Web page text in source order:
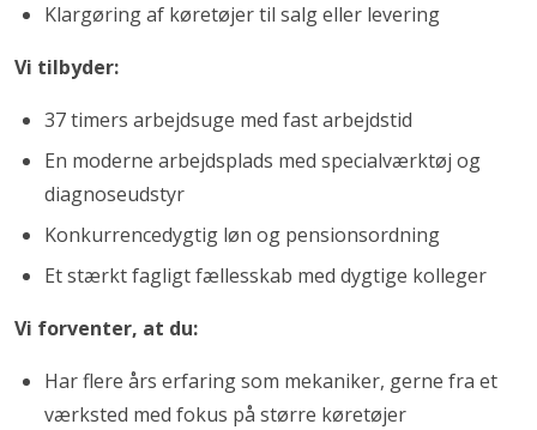
Klargøring af køretøjer til salg eller levering
Vi tilbyder:
37 timers arbejdsuge med fast arbejdstid
En moderne arbejdsplads med specialværktøj og
diagnoseudstyr
Konkurrencedygtig løn og pensionsordning
Et stærkt fagligt fællesskab med dygtige kolleger
Vi forventer, at du:
Har flere års erfaring som mekaniker, gerne fra et
værksted med fokus på større køretøjer